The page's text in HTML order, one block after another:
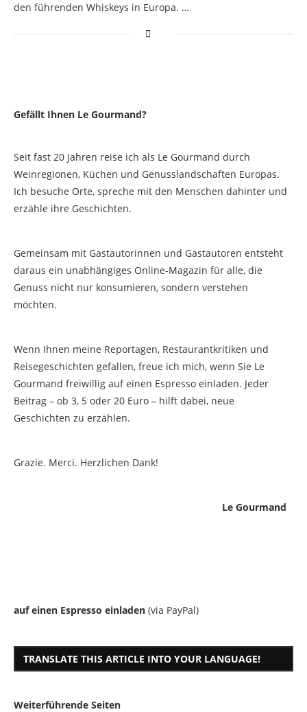
den führenden Whiskeys in Europa. …
Gefällt Ihnen Le Gourmand?
Seit fast 20 Jahren reise ich als Le Gourmand durch
Weinregionen, Küchen und Genusslandschaften Europas.
Ich besuche Orte, spreche mit den Menschen dahinter und
erzähle ihre Geschichten.
Gemeinsam mit Gastautorinnen und Gastautoren entsteht
daraus ein unabhängiges Online-Magazin für alle, die
Genuss nicht nur konsumieren, sondern verstehen
möchten.
Wenn Ihnen meine Reportagen, Restaurantkritiken und
Reisegeschichten gefallen, freue ich mich, wenn Sie Le
Gourmand freiwillig auf einen Espresso einladen. Jeder
Beitrag – ob 3, 5 oder 20 Euro – hilft dabei, neue
Geschichten zu erzählen.
Grazie. Merci. Herzlichen Dank!
Le Gourmand
auf einen Espresso einladen (via PayPal)
TRANSLATE THIS ARTICLE INTO YOUR LANGUAGE!
Weiterführende Seiten